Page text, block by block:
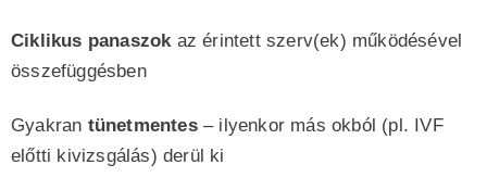
Ciklikus panaszokaz érintett szerv(ek) működésével
összefüggésben
Gyakran tünetmentes– ilyenkor más okból (pl. IVF
előtti kivizsgálás) derül ki